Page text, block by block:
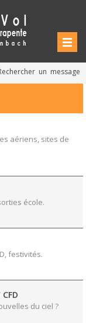
un message
aériens, sites de
école.
festivités.
du ciel ?